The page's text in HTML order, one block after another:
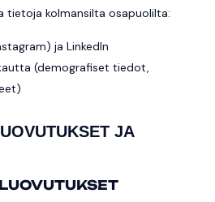
tietoja kolmansilta osapuolilta:
ja LinkedIn
(demografiset tiedot,
JA